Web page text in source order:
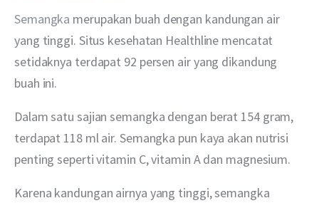
Semangka merupakan buah dengan kandungan air
yang tinggi. Situs kesehatan Healthline mencatat
setidaknya terdapat 92 persen air yang dikandung
buah ini.
Dalam satu sajian semangka dengan berat 154 gram,
terdapat 118 ml air. Semangka pun kaya akan nutrisi
penting seperti vitamin C, vitamin A dan magnesium.
Karena kandungan airnya yang tinggi, semangka